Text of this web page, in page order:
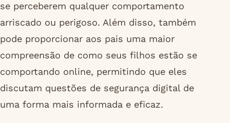
se perceberem qualquer comportamento
arriscado ou perigoso. Além disso, também
pode proporcionar aos pais uma maior
compreensão de como seus filhos estão se
comportando online, permitindo que eles
discutam questões de segurança digital de
uma forma mais informada e eficaz.